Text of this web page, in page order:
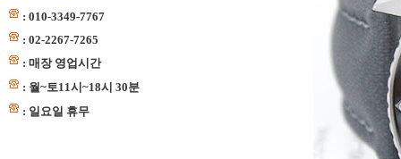
: 010-3349-7767
: 02-2267-7265
: 매장 영업시간
: 월~토11시~18시 30분
: 일요일 휴무